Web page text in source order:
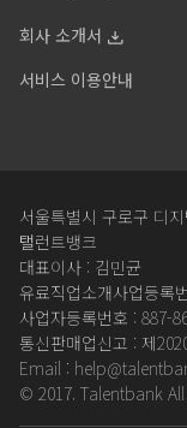
회사 소개서
서비스 이용안내
서울특별시 구로구 디
탤런트뱅크
대표이사 : 김민균
유료직업소개사업등록
사업자등록번호 : 887-
통신판매업신고 : 제
Email :
© 2017. Talentbank